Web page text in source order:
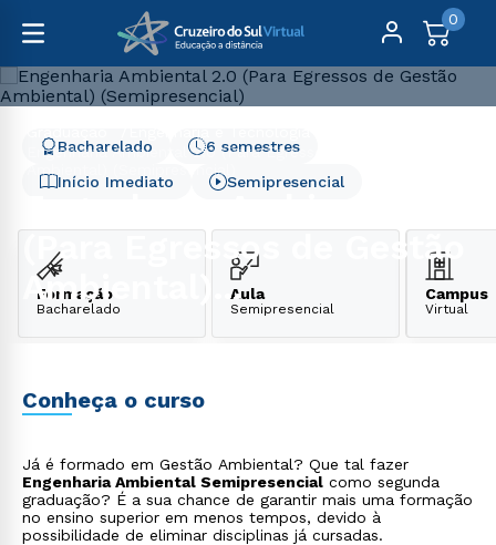
0
Engenharia Ambiental 2.0 (Para Egressos de Gestão
Ambiental) (Semipresencial)
(Para Egressos de Gestão
Ambiental)
(Semipresencial)
Início Imediato
6 semestres
Bacharelado
Semipresencial
Formação
Bacharelado
Aula
Semipresencial
Campus
Virtual
Conheça o curso
Já é formado em Gestão Ambiental? Que tal fazer
Engenharia Ambiental Semipresencial como segunda
graduação? É a sua chance de garantir mais uma formação
no ensino superior em menos tempos, devido à
possibilidade de eliminar disciplinas já cursadas.